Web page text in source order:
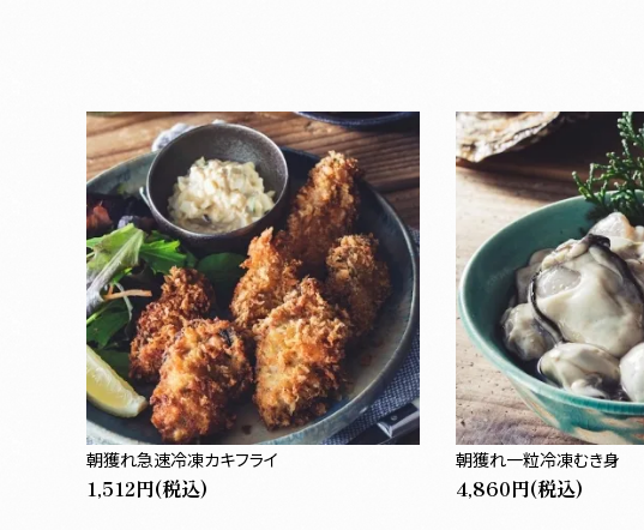
朝獲れ急速冷凍カキフライ
1,512円(税込)
朝獲れ一粒冷凍むき身
4,860円(税込)